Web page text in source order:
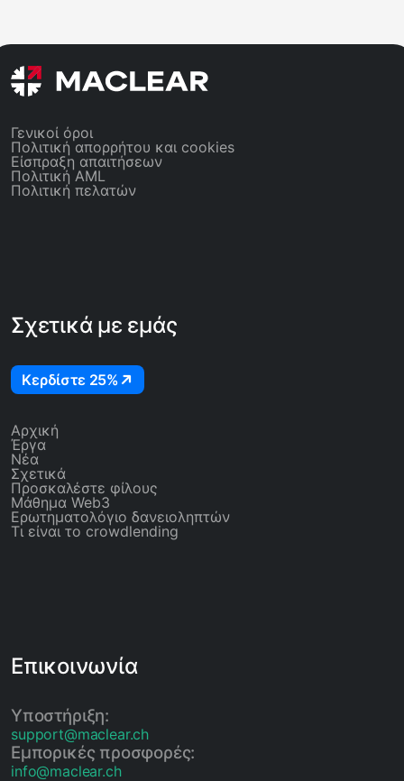
αποστολέα ταιριάζει με το προφίλ σας, το
IBAN εμφανίζεται αυτόματα στην
καταχωρημένα — δεν υπάρχει όριο στον
αριθμό των επαληθευμένων IBAN.
Γενικοί όροι
Πολιτική απορρήτου και cookies
Είσπραξη απαιτήσεων
Πολιτική AML
Πολιτική πελατών
Σχετικά με εμάς
Κερδίστε 25%
Αρχική
Έργα
Νέα
Σχετικά
Προσκαλέστε φίλους
Μάθημα Web3
Ερωτηματολόγιο δανειοληπτών
Τι είναι το crowdlending
Επικοινωνία
Υποστήριξη:
support@maclear.ch
Εμπορικές προσφορές:
info@maclear.ch